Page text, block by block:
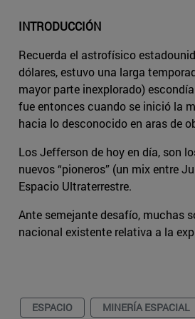
INTRODUCCIÓN
Recuerda el astrofísico
dólares, estuvo una larga
mayor parte inexplorado)
fue entonces cuando se inició la
hacia lo desconocido en aras de
Los Jefferson de hoy en día, son
nuevos “pioneros” (un mix entre
Espacio Ultraterrestre.
Ante semejante desafío, muchas
nacional existente relativa a la
ESPACIO MINERÍA ESPACIAL